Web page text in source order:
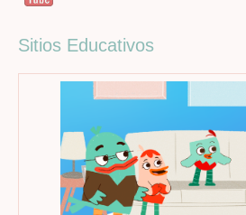
Sitios Educativos